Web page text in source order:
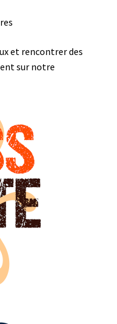
et rencontrer des
sur notre